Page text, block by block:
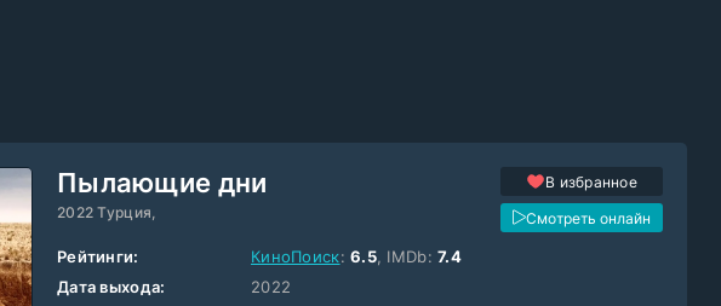
Пылающие дни
2022 Турция,
В избранное
Смотреть онлайн
Рейтинги: КиноПоиск:6.5, IMDb:7.4
Дата выхода:
2022